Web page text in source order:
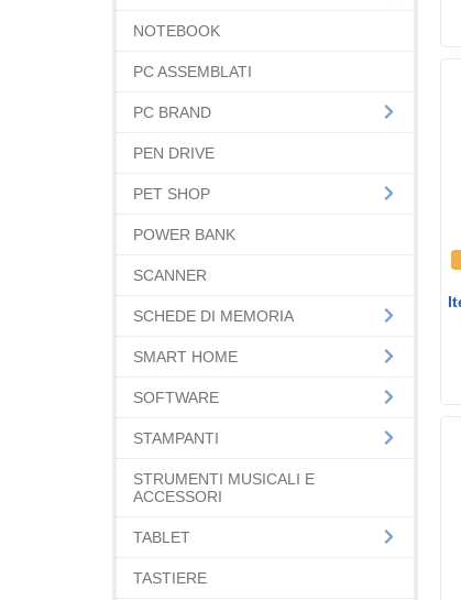
NOTEBOOK
PC ASSEMBLATI
PC BRAND
PEN DRIVE
PET SHOP
POWER BANK
SCANNER
SCHEDE DI MEMORIA
SMART HOME
SOFTWARE
STAMPANTI
STRUMENTI MUSICALI E
ACCESSORI
TABLET
TASTIERE